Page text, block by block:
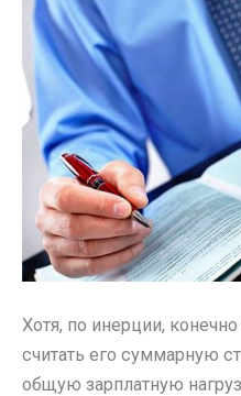
Хотя, по инерции,
считать его суммарную
общую зарплатную